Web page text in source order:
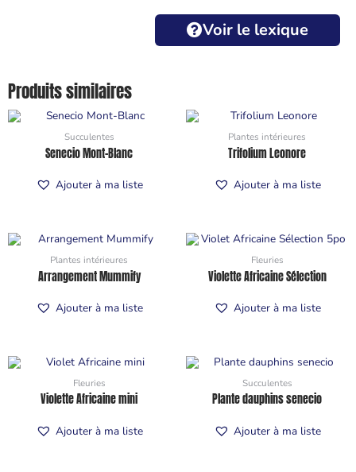
Voir le lexique
Produits similaires
Succulentes
Senecio Mont-Blanc
Ajouter à ma liste
Plantes intérieures
Trifolium Leonore
Ajouter à ma liste
Plantes intérieures
Arrangement Mummify
Ajouter à ma liste
Fleuries
Violette Africaine Sélection
Ajouter à ma liste
Fleuries
Violette Africaine mini
Ajouter à ma liste
Succulentes
Plante dauphins senecio
Ajouter à ma liste